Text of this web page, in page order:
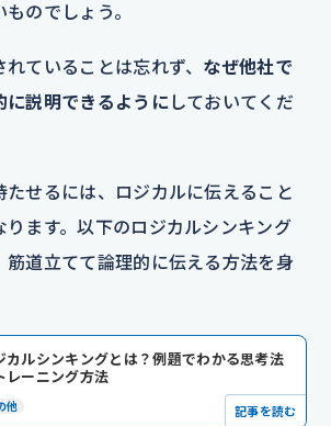
のでしょう。
ていることは忘れず、 なぜ他社で
に説明できるようにしておいてくだ
たせるには、ロジカルに伝えること
ります。以下のロジカルシンキング
筋道立てて論理的に伝える方法を身
カルシンキングとは？例題でわかる思考法
レーニング方法
他 記事を読む